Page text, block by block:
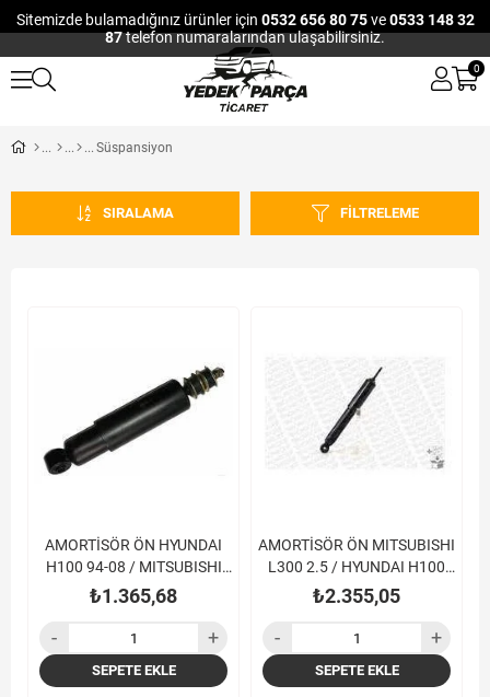
Sitemizde bulamadığınız ürünler için 0532 656 80 75ve0533 148 32
87telefon numaralarından ulaşabilirsiniz.
0
Süspansiyon
FILTRELEME
SIRALAMA
AMORTİSÖR ÖN HYUNDAI
H100 94-08 / MITSUBISHI
L300 90-08
₺1.365,68
SEPETE EKLE
AMORTİSÖR ÖN MITSUBISHI
L300 2.5 / HYUNDAI H100
HIACE 85-95
₺2.355,05
SEPETE EKLE